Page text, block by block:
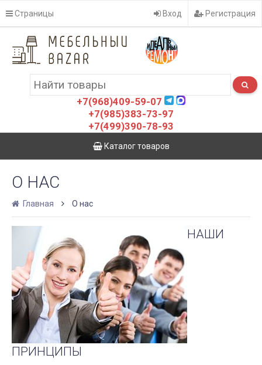
Страницы Вход Регистрация
+7(968)409-59-07
+7(985)383-73-97
+7(499)390-78-93
Каталог товаров
О НАС
Главная О нас
НАШИ
ПРИНЦИПЫ